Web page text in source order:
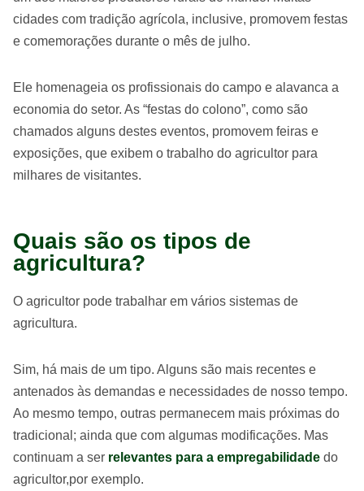
cidades com tradição agrícola, inclusive, promovem festas
e comemorações durante o mês de julho.
Ele homenageia os profissionais do campo e alavanca a
economia do setor. As “festas do colono”, como são
chamados alguns destes eventos, promovem feiras e
exposições, que exibem o trabalho do agricultor para
milhares de visitantes.
Quais são os tipos de
agricultura?
O agricultor pode trabalhar em vários sistemas de
agricultura.
Sim, há mais de um tipo. Alguns são mais recentes e
antenados às demandas e necessidades de nosso tempo.
Ao mesmo tempo, outras permanecem mais próximas do
tradicional; ainda que com algumas modificações. Mas
continuam a ser relevantes para a empregabilidade do
agricultor,por exemplo.